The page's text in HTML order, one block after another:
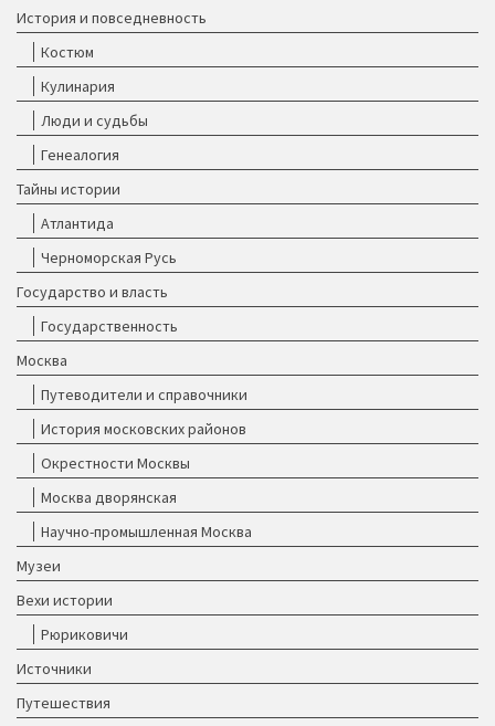
История и повседневность
Костюм
Кулинария
Люди и судьбы
Генеалогия
Тайны истории
Атлантида
Черноморская Русь
Государство и власть
Государственность
Москва
Путеводители и справочники
История московских районов
Окрестности Москвы
Москва дворянская
Научно-промышленная Москва
Музеи
Вехи истории
Рюриковичи
Источники
Путешествия